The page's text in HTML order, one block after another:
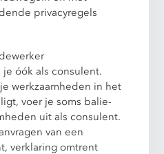
privacyregels
je óók als consulent.
werkzaamheden in het
voer je soms balie-
uit als consulent.
van een
verklaring omtrent